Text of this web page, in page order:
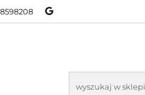
NOWOŚCI